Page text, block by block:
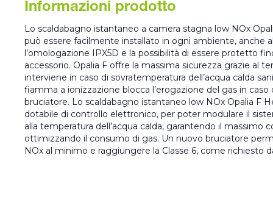
Informazioni prodotto
Lo scaldabagno istantaneo a camera stagna low NOx
può essere facilmente installato in ogni ambiente, anche
l’omologazione IPX5D e la possibilità di essere protetto
accessorio. Opalia F offre la massima sicurezza grazie al
interviene in caso di sovratemperatura dell’acqua calda
fiamma a ionizzazione blocca l’erogazione del gas in
bruciatore. Lo scaldabagno istantaneo low NOx Opalia F
dotabile di controllo elettronico, per poter modulare il
alla temperatura dell’acqua calda, garantendo il massimo
ottimizzando il consumo di gas. Un nuovo bruciatore
NOx al minimo e raggiungere la Classe 6, come richiesto